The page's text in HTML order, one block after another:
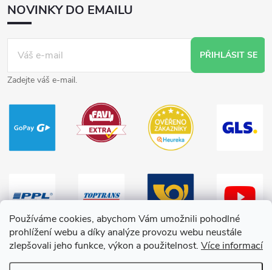
Používáme cookies, abychom Vám umožnili pohodlné
prohlížení webu a díky analýze provozu webu neustále
zlepšovali jeho funkce, výkon a použitelnost. Více informací
NOVINKY DO EMAILU
PŘIHLÁSIT SE
Zadejte váš e-mail.